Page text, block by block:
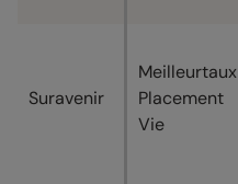
Suravenir
Meilleurtaux
Placement
Vie